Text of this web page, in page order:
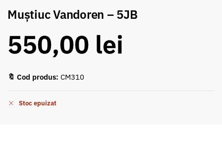
Muștiuc Vandoren – 5JB
550,00 lei
🔖 Cod produs: CM310
Stoc epuizat